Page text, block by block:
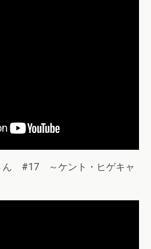
さん #17 ～ケント・ヒゲキャ